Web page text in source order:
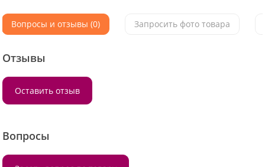
Вопросы и отзывы (0) Запросить фото товара
Отзывы
Оставить отзыв
Вопросы